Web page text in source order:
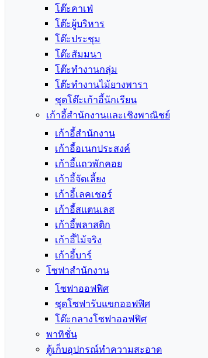
โต๊ะคาเฟ่
โต๊ะผู้บริหาร
โต๊ะประชุม
โต๊ะสัมมนา
โต๊ะทำงานกลุ่ม
โต๊ะทำงานไม้ยางพารา
ชุดโต๊ะเก้าอี้นักเรียน
เก้าอี้สำนักงานและเชิงพาณิชย์
เก้าอี้สำนักงาน
เก้าอี้อเนกประสงค์
เก้าอี้แถวพักคอย
เก้าอี้จัดเลี้ยง
เก้าอี้เลคเชอร์
เก้าอี้สแตนเลส
เก้าอี้พลาสติก
เก้าอี้ไม้จริง
เก้าอี้บาร์
โซฟาสำนักงาน
โซฟาออฟฟิศ
ชุดโซฟารับแขกออฟฟิศ
โต๊ะกลางโซฟาออฟฟิศ
พาทิชั่น
ตู้เก็บอุปกรณ์ทำความสะอาด